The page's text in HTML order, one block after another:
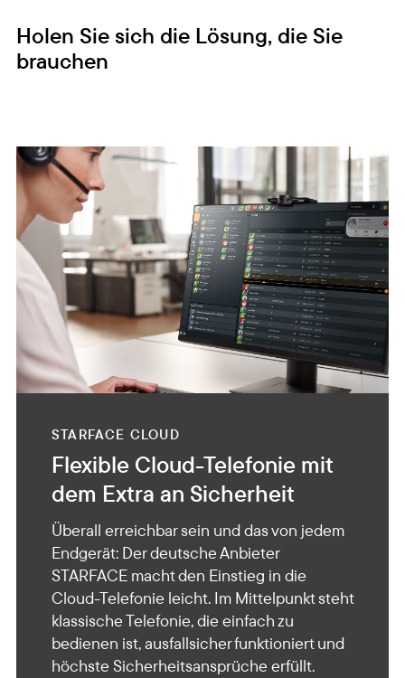
Holen Sie sich die Lösung, die Sie
brauchen
STARFACE CLOUD
Flexible Cloud-Telefonie mit
dem Extra an Sicherheit
Überall erreichbar sein und das von jedem
Endgerät: Der deutsche Anbieter
STARFACE macht den Einstieg in die
Cloud-Telefonie leicht. Im Mittelpunkt steht
klassische Telefonie, die einfach zu
bedienen ist, ausfallsicher funktioniert und
höchste Sicherheitsansprüche erfüllt.